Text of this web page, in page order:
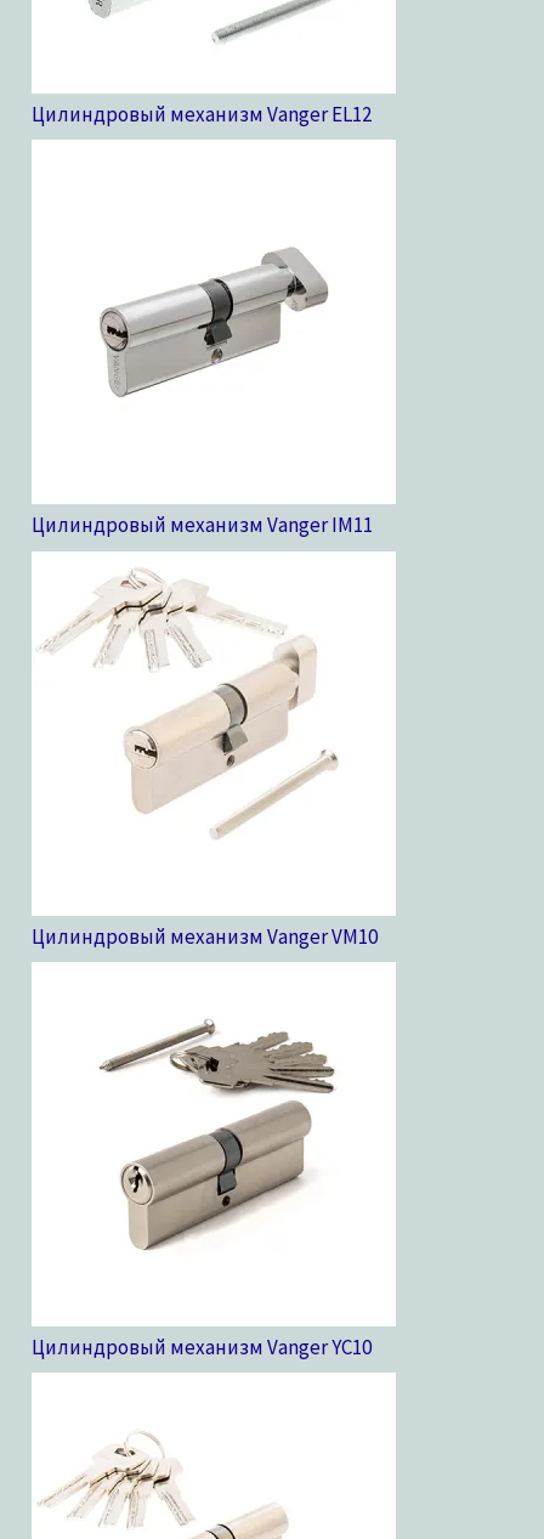
Цилиндровый механизм Vanger EL12
Цилиндровый механизм Vanger IM11
Цилиндровый механизм Vanger VM10
Цилиндровый механизм Vanger YC10